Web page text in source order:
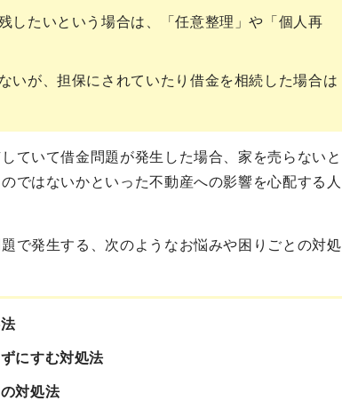
したいという場合は、「任意整理」や「個人再
いが、担保にされていたり借金を相続した場合は
ていて借金問題が発生した場合、家を売らないと
ではないかといった不動産への影響を心配する人
で発生する、次のようなお悩みや困りごとの対処
にすむ対処法
対処法